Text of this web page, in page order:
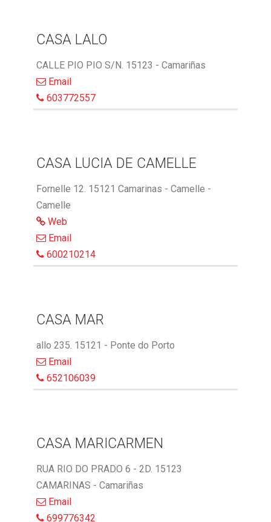
CASA LALO
CALLE PIO PIO S/N. 15123 - Camariñas
Email
603772557
CASA LUCIA DE CAMELLE
Fornelle 12. 15121 Camarinas - Camelle -
Camelle
Web
Email
600210214
CASA MAR
allo 235. 15121 - Ponte do Porto
Email
652106039
CASA MARICARMEN
RUA RIO DO PRADO 6 - 2D. 15123
CAMARINAS - Camariñas
Email
699776342